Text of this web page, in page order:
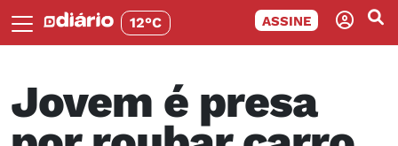
12°C ASSINE
Jovem é presa